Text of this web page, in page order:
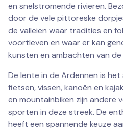
en snelstromende rivieren.
door de vele pittoreske
de valleien waar tradities en
voortleven en waar er kan
kunsten en ambachten van de
De lente in de Ardennen is
fietsen, vissen, kanoën en
en mountainbiken zijn andere
sporten in deze streek. De
heeft een spannende keuze